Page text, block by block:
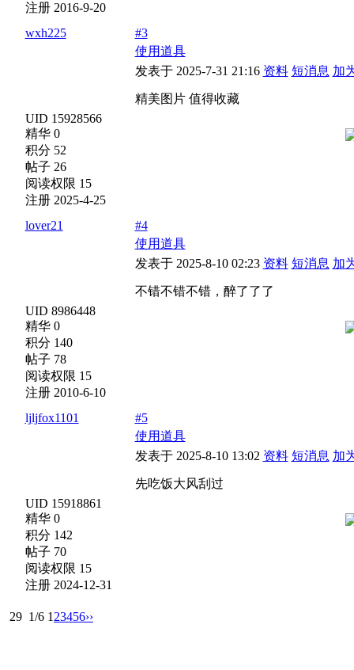
注册 2016-9-20
wxh225
UID 15928566
精华 0
积分 52
帖子 26
阅读权限 15
注册 2025-4-25
#3
使用道具
发表于 2025-7-31 21:16 资料 短消息 加
精美图片 值得收藏
lover21
UID 8986448
精华 0
积分 140
帖子 78
阅读权限 15
注册 2010-6-10
#4
使用道具
发表于 2025-8-10 02:23 资料 短消息 加
不错不错不错，醉了了了
ljljfox1101
UID 15918861
精华 0
积分 142
帖子 70
阅读权限 15
注册 2024-12-31
#5
使用道具
发表于 2025-8-10 13:02 资料 短消息 加
先吃饭大风刮过
29 1/6 1 23456››